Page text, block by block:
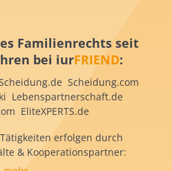
Familienrechts seit
bei iurFRIEND:
Scheidung.com
Lebenspartnerschaft.de
EliteXPERTS.de
erfolgen durch
& Kooperationspartner: